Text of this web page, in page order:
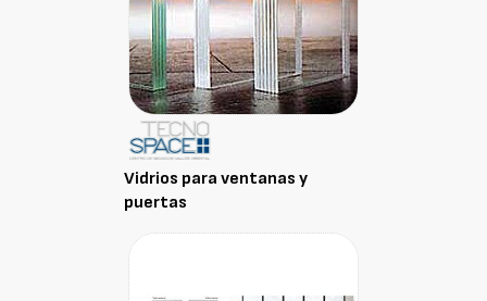
Vidrios para ventanas y
puertas